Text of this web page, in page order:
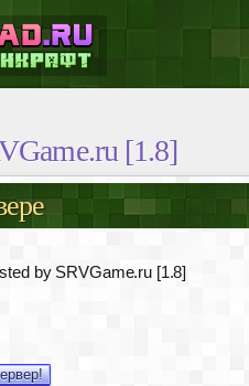
[1.8]
by SRVGame.ru [1.8]